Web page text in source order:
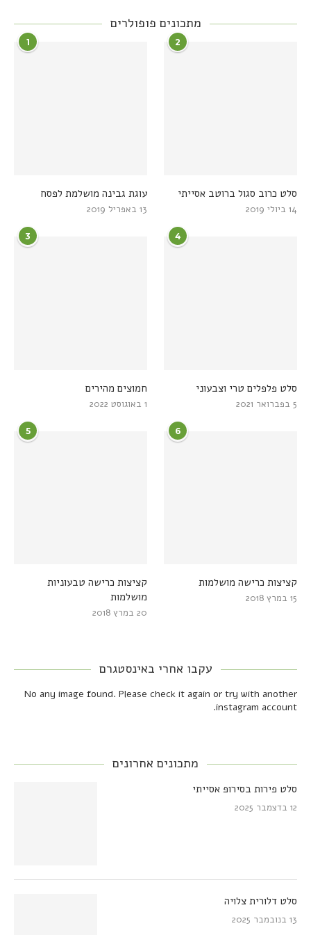
מתכונים פופולרים
1
עוגת גבינה מושלמת לפסח
13 באפריל 2019
2
סלט כרוב סגול ברוטב אסייתי
14 ביולי 2019
3
חמוצים מהירים
1 באוגוסט 2022
4
סלט פלפלים טרי וצבעוני
5 בפברואר 2021
5
קציצות כרישה טבעוניות
מושלמות
20 במרץ 2018
6
קציצות כרישה מושלמות
15 במרץ 2018
עקבו אחרי באינסטגרם
No any image found. Please check it again or try with another
instagram account.
מתכונים אחרונים
סלט פירות בסירופ אסייתי
12 בדצמבר 2025
סלט דלורית צלויה
13 בנובמבר 2025